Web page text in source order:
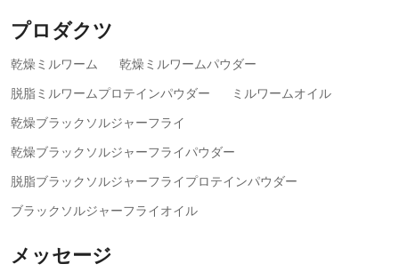
プロダクツ
乾燥ミルワーム
乾燥ミルワームパウダー
脱脂ミルワームプロテインパウダー
ミルワームオイル
乾燥ブラックソルジャーフライ
乾燥ブラックソルジャーフライパウダー
脱脂ブラックソルジャーフライプロテインパウダー
ブラックソルジャーフライオイル
メッセージ